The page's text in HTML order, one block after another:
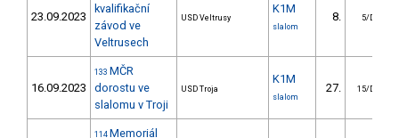
23.09.2023
kvalifikační
závod ve
Veltrusech
USD Veltrusy
K1M
slalom
8. 5/DS
16.09.2023
133 MČR
dorostu ve
slalomu v Troji
USD Troja
K1M
slalom
27. 15/DS
114 Memoriál